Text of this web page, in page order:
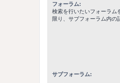
フォーラム:
検索を行いたいフォーラム
限り、サブフォーラム内の
サブフォーラム: